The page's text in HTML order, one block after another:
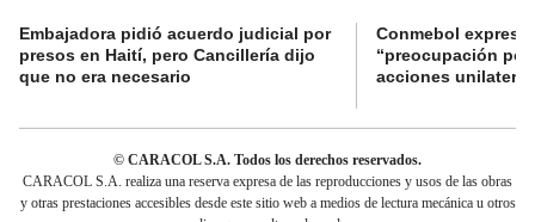
Embajadora pidió acuerdo judicial por
presos en Haití, pero Cancillería dijo
que no era necesario
Conmebol expresó
“preocupación
acciones
© CARACOL S.A. Todos los derechos reservados.
CARACOL S.A. realiza una reserva expresa de las reproducciones y usos de las obras
y otras prestaciones accesibles desde este sitio web a medios de lectura mecánica u otros